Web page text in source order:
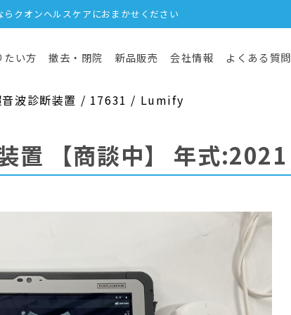
クオンヘルスケアにおまかせください
たい方 撤去・閉院 新品販売 会社情報 よくある質問
音波診断装置 / 17631 / Lumify
置 【商談中】 年式:2021